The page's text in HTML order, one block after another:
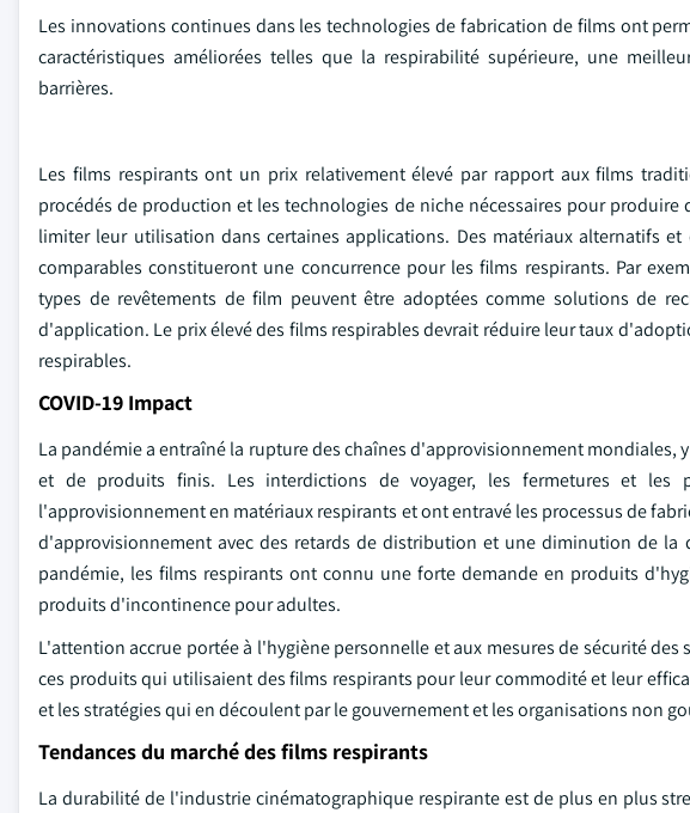
Les innovations continues dans les technologies de fabrication de films ont
caractéristiques améliorées telles que la respirabilité supérieure, une
barrières.
Les films respirants ont un prix relativement élevé par rapport aux films
procédés de production et les technologies de niche nécessaires pour
limiter leur utilisation dans certaines applications. Des matériaux alternatifs
comparables constitueront une concurrence pour les films respirants. Par
types de revêtements de film peuvent être adoptées comme solutions de
d'application. Le prix élevé des films respirables devrait réduire leur taux
respirables.
COVID-19 Impact
La pandémie a entraîné la rupture des chaînes d'approvisionnement
et de produits finis. Les interdictions de voyager, les fermetures et les
l'approvisionnement en matériaux respirants et ont entravé les processus de
d'approvisionnement avec des retards de distribution et une diminution de
pandémie, les films respirants ont connu une forte demande en produits
produits d'incontinence pour adultes.
L'attention accrue portée à l'hygiène personnelle et aux mesures de sécurité
ces produits qui utilisaient des films respirants pour leur commodité et leur
et les stratégies qui en découlent par le gouvernement et les organisations non
Tendances du marché des films respirants
La durabilité de l'industrie cinématographique respirante est de plus en plus